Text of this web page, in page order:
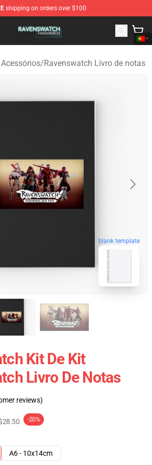
shipping on orders over $100
- Official Ravenswatch Merchandise
/Ravenswatch Livro de notas
blank template
Kit De Kit
Livro De Notas
reviews)
-20%
A6 - 10x14cm